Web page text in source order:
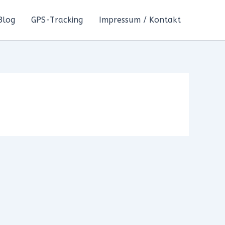
GPS-Tracking Impressum / Kontakt